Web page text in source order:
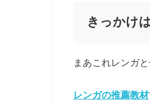
きっかけ
まあこれレンガ
レンガの推薦教材